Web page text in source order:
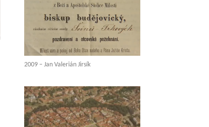
2009 – Jan Valerián Jirsík